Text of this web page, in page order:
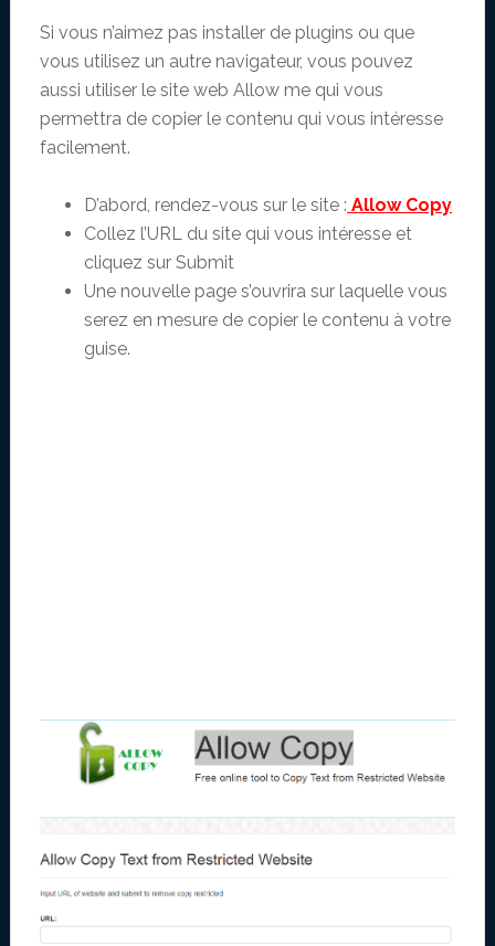
Si vous n’aimez pas installer de plugins ou que
vous utilisez un autre navigateur, vous pouvez
aussi utiliser le site web Allow me qui vous
permettra de copier le contenu qui vous intéresse
facilement.
D’abord, rendez-vous sur le site : Allow Copy
Collez l’URL du site qui vous intéresse et
cliquez sur Submit
Une nouvelle page s’ouvrira sur laquelle vous
serez en mesure de copier le contenu à votre
guise.